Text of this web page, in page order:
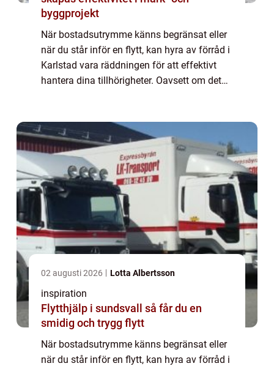
byggprojekt
När bostadsutrymme känns begränsat eller
när du står inför en flytt, kan hyra av förråd i
Karlstad vara räddningen för att effektivt
hantera dina tillhörigheter. Oavsett om det
02 augusti 2026 Lotta Albertsson
inspiration
Flytthjälp i sundsvall så får du en
smidig och trygg flytt
När bostadsutrymme känns begränsat eller
när du står inför en flytt, kan hyra av förråd i